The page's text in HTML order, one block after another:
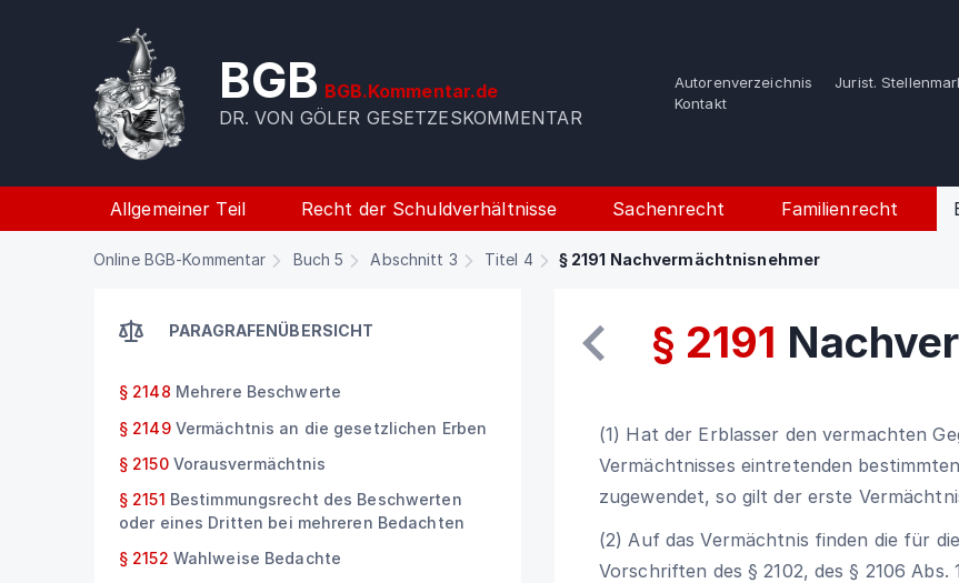
BGB BGB.Kommentar.de
DR. VON GÖLER GESETZESKOMMENTAR
Autorenverzeichnis
Jurist.
Kontakt
Allgemeiner Teil Recht der Schuldverhältnisse Sachenrecht Familienrecht
Online BGB-Kommentar Buch 5 Abschnitt 3 Titel 4 § 2191 Nachvermächtnisnehmer
PARAGRAFENÜBERSICHT
§ 2148 Mehrere Beschwerte
§ 2149 Vermächtnis an die gesetzlichen Erben
§ 2150 Vorausvermächtnis
§ 2151 Bestimmungsrecht des Beschwerten
oder eines Dritten bei mehreren Bedachten
§ 2152 Wahlweise Bedachte
§ 2191
(1) Hat der Erblasser den vermachten
Vermächtnisses eintretenden
zugewendet, so gilt der erste
(2) Auf das Vermächtnis finden die für
Vorschriften des § 2102, des § 2106 Abs.